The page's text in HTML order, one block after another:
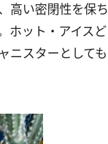
高い密閉性を保ち
ホット・アイスど
ニスターとしても